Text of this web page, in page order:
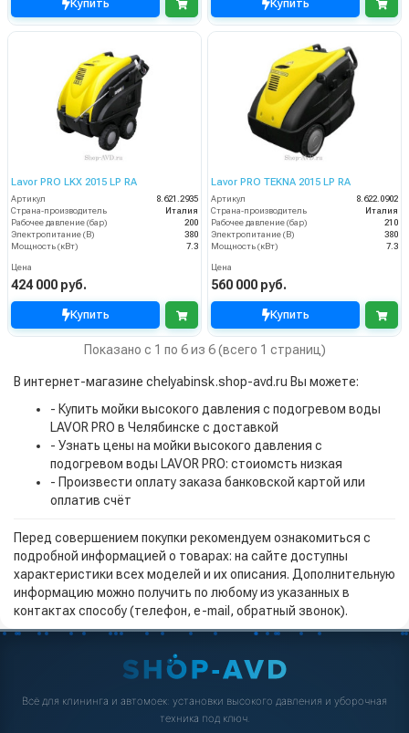
Купить Купить
Lavor PRO LKX 2015 LP RA
Артикул
8.621.2935
Страна-производитель
Италия
Рабочее давление (бар)
200
Электропитание (В)
380
Мощность (кВт)
7.3
Цена
424 000 руб.
Купить
Lavor PRO TEKNA 2015 LP RA
Артикул
8.622.0902
Страна-производитель
Италия
Рабочее давление (бар)
210
Электропитание (В)
380
Мощность (кВт)
7.3
Цена
560 000 руб.
Купить
Показано с 1 по 6 из 6 (всего 1 страниц)
В интернет-магазине chelyabinsk.shop-avd.ru Вы можете:
- Купить мойки высокого давления с подогревом воды
LAVOR PRO в Челябинске с доставкой
- Узнать цены на мойки высокого давления с
подогревом воды LAVOR PRO: стоиомсть низкая
- Произвести оплату заказа банковской картой или
оплатив счёт
Перед совершением покупки рекомендуем ознакомиться с
подробной информацией о товарах: на сайте доступны
характеристики всех моделей и их описания. Дополнительную
информацию можно получить по любому из указанных в
контактах способу (телефон, e-mail, обратный звонок).
Всё для клининга и автомоек: установки высокого давления и уборочная
техника под ключ.